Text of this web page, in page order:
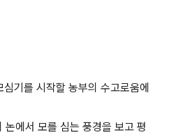
기를 시작할 농부의 수고로움에
에서 모를 심는 풍경을 보고 평